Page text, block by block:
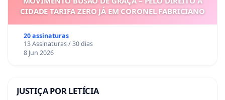
CIDADE TARIFA ZERO JÁ EM CORONEL FABRICIANO
20 assinaturas
13 Assinaturas / 30 dias
8 Jun 2026
JUSTIÇA POR LETÍCIA